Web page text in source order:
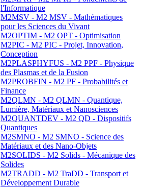
l'Informatique
M2MSV - M2 MSV - Mathématiques
pour les Sciences du Vivant
M2OPTIM - M2 OPT - Optimisation
M2PIC - M2 PIC - Projet, Innovation,
Conception
M2PLASPHYFUS - M2 PPF - Physique
des Plasmas et de la Fusion
M2PROBFIN - M2 PF - Probabilités et
Finance
M2QLMN - M2 QLMN - Quantique,
Lumière, Matériaux et Nanosciences
M2QUANTDEV - M2 QD - Dispositifs
Quantiques
M2SMNO - M2 SMNO - Science des
Matériaux et des Nano-Objets
M2SOLIDS - M2 Solids - Mécanique des
Solides
M2TRADD - M2 TraDD - Transport et
Développement Durable